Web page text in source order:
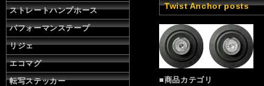
ストレートハンプホース
パフォーマンステープ
リジェ
エコマグ
転写ステッカー
Twist Anchor posts
■商品カテゴリ